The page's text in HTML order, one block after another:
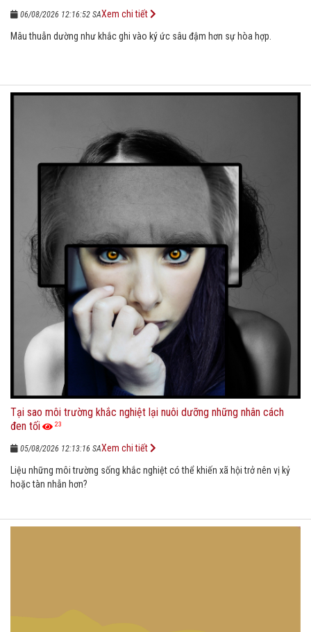
06/08/2026 12:16:52 SA
Mâu thuẫn dường như khắc ghi vào ký ức sâu đậm hơn sự hòa hợp.
Xem chi tiết
Tại sao môi trường khắc nghiệt lại nuôi dưỡng những nhân cách
đen tối
23
05/08/2026 12:13:16 SA
Liệu những môi trường sống khắc nghiệt có thể khiến xã hội trở nên vị kỷ
hoặc tàn nhẫn hơn?
Xem chi tiết